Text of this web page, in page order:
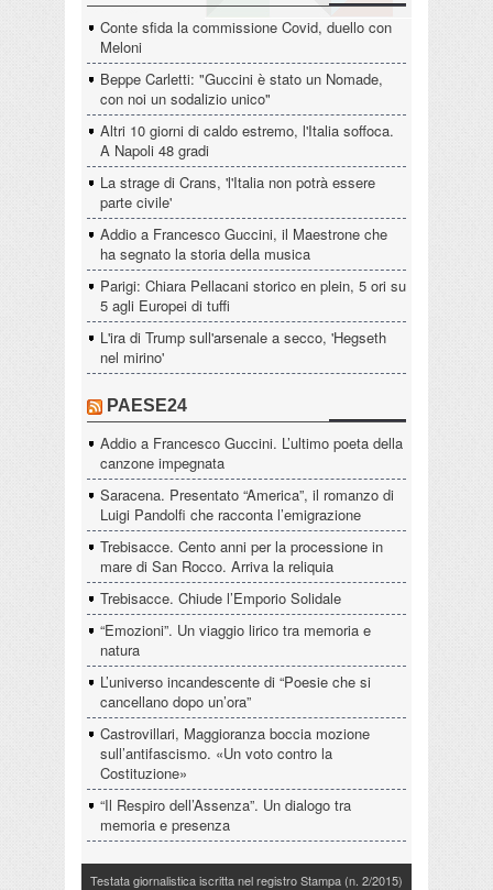
Conte sfida la commissione Covid, duello con
Meloni
Beppe Carletti: "Guccini è stato un Nomade,
con noi un sodalizio unico"
Altri 10 giorni di caldo estremo, l'Italia soffoca.
A Napoli 48 gradi
La strage di Crans, 'l'Italia non potrà essere
parte civile'
Addio a Francesco Guccini, il Maestrone che
ha segnato la storia della musica
Parigi: Chiara Pellacani storico en plein, 5 ori su
5 agli Europei di tuffi
L'ira di Trump sull'arsenale a secco, 'Hegseth
nel mirino'
PAESE24
Addio a Francesco Guccini. L’ultimo poeta della
canzone impegnata
Saracena. Presentato “America”, il romanzo di
Luigi Pandolfi che racconta l’emigrazione
Trebisacce. Cento anni per la processione in
mare di San Rocco. Arriva la reliquia
Trebisacce. Chiude l’Emporio Solidale
“Emozioni”. Un viaggio lirico tra memoria e
natura
L’universo incandescente di “Poesie che si
cancellano dopo un’ora”
Castrovillari, Maggioranza boccia mozione
sull’antifascismo. «Un voto contro la
Costituzione»
“Il Respiro dell’Assenza”. Un dialogo tra
memoria e presenza
Testata giornalistica iscritta nel registro Stampa (n. 2/2015)